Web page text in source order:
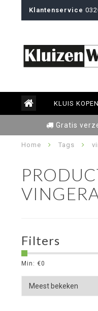
Klantenservice
KLUIS
Gratis
Home Tags
Filters
Min: €0